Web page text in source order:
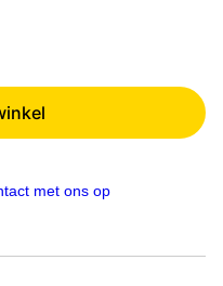
met ons op